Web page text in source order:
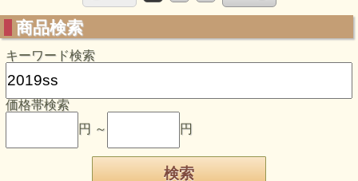
商品検索
キーワード検索
価格帯検索
円 ～
円